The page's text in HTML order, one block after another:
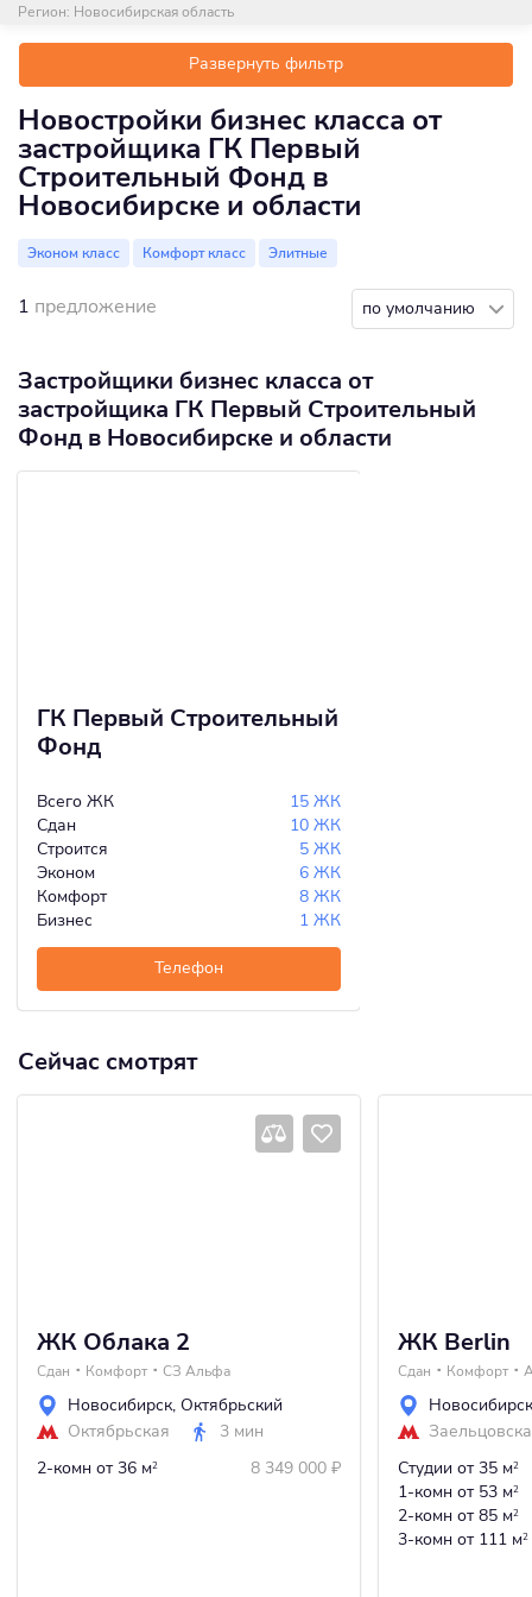
Регион: Новосибирская область
Развернуть фильтр
Новостройки бизнес класса от
застройщика ГК Первый
Строительный Фонд в
Новосибирске и области
Эконом класс Комфорт класс Элитные
1 предложение по умолчанию
Застройщики бизнес класса от
застройщика ГК Первый Строительный
Фонд в Новосибирске и области
ГК Первый Строительный
Фонд
Всего ЖК
15 ЖК
Сдан
10 ЖК
Строится
5 ЖК
Эконом
6 ЖК
Комфорт
8 ЖК
Бизнес
1 ЖК
Телефон
Сейчас смотрят
ЖК Облака 2
Сдан Комфорт СЗ Альфа
Новосибирск, Октябрьский
Октябрьская
3 мин
2-комн от 36 м2 8 349 000 ₽
ЖК Berlin
Сдан Комфорт
Новосибирск
Студии от 35 м2
1-комн от 53 м2
2-комн от 85 м2
3-комн от 111 м2